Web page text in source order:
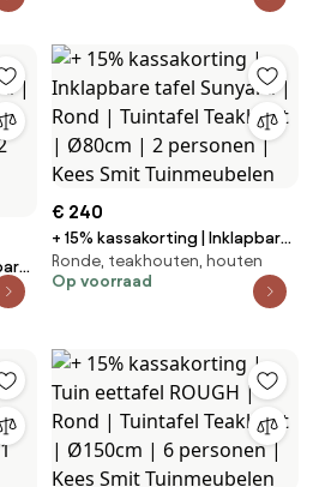
|
€ 240
+ 15% kassakorting | Inklapbare
tafel Sunyard | Rond | Tuintafel
Teakhout | Ø80cm | 2 personen
Ronde, teakhouten, houten
Op voorraad